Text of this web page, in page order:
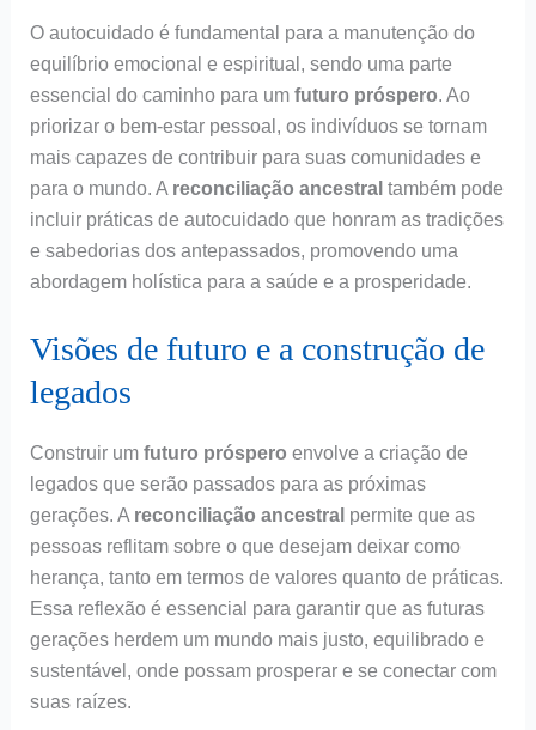
O autocuidado é fundamental para a manutenção do
equilíbrio emocional e espiritual, sendo uma parte
essencial do caminho para um futuro próspero. Ao
priorizar o bem-estar pessoal, os indivíduos se tornam
mais capazes de contribuir para suas comunidades e
para o mundo. A reconciliação ancestral também pode
incluir práticas de autocuidado que honram as tradições
e sabedorias dos antepassados, promovendo uma
abordagem holística para a saúde e a prosperidade.
Visões de futuro e a construção de
legados
Construir um futuro próspero envolve a criação de
legados que serão passados para as próximas
gerações. A reconciliação ancestral permite que as
pessoas reflitam sobre o que desejam deixar como
herança, tanto em termos de valores quanto de práticas.
Essa reflexão é essencial para garantir que as futuras
gerações herdem um mundo mais justo, equilibrado e
sustentável, onde possam prosperar e se conectar com
suas raízes.